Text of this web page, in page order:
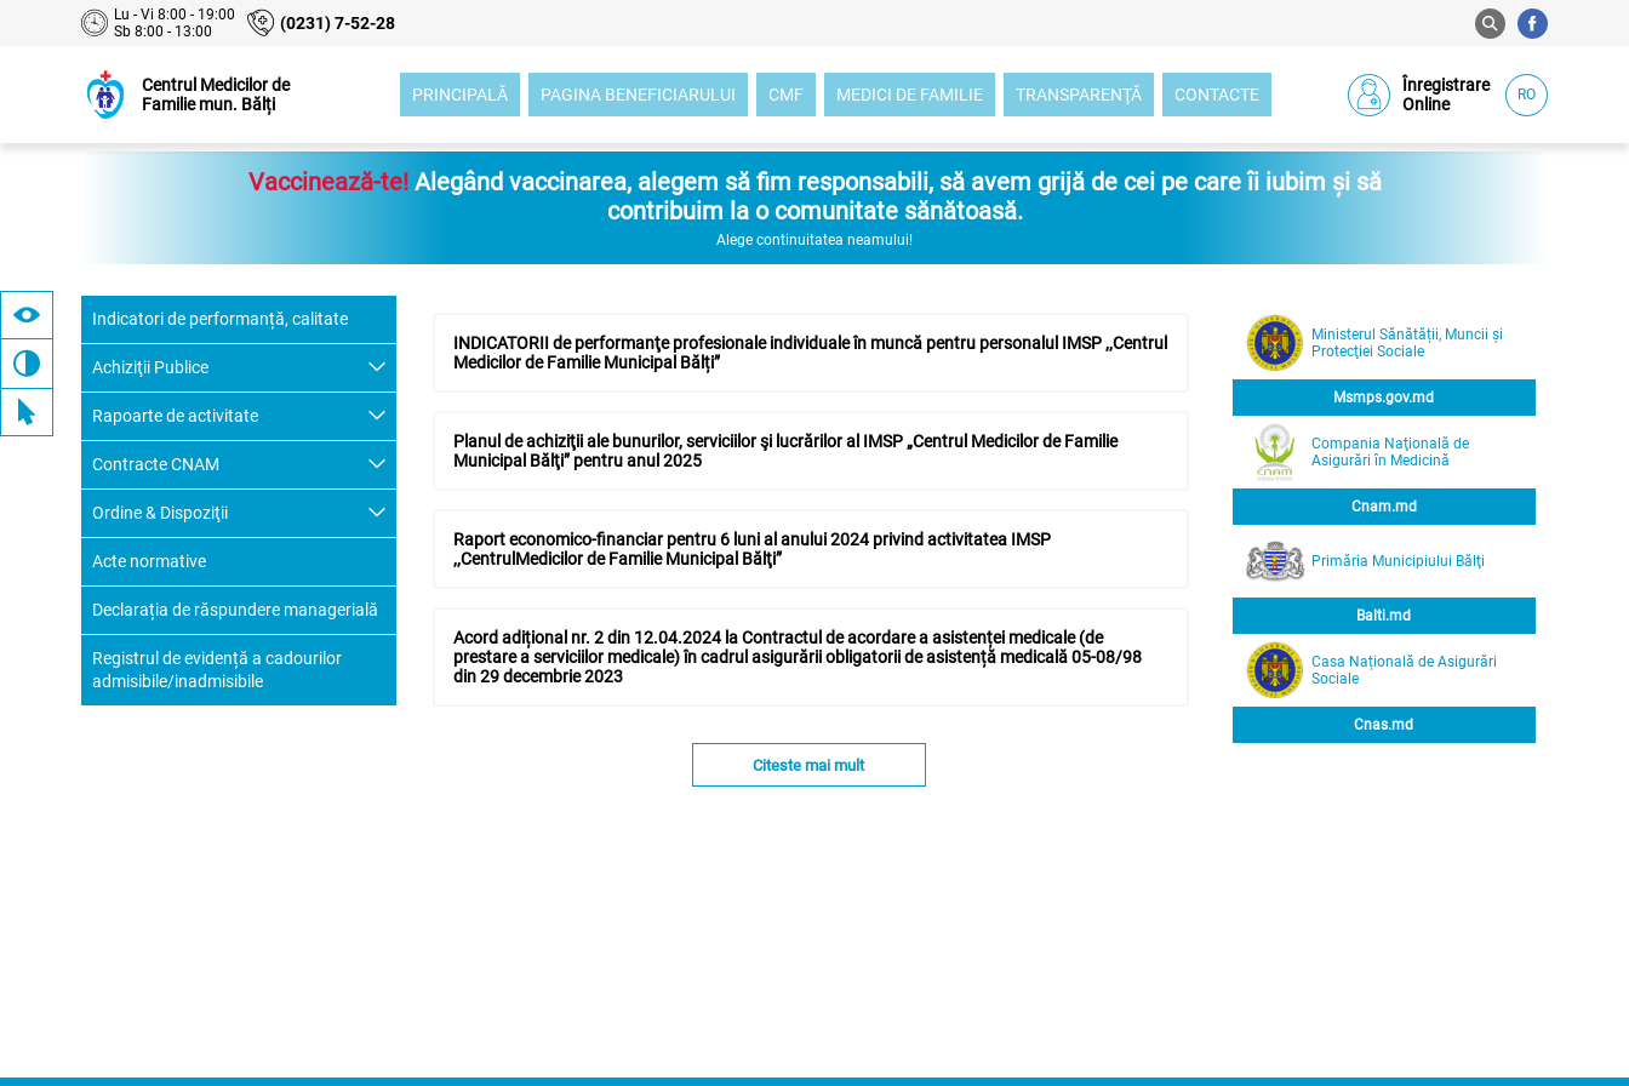
Lu - Vi 8:00 - 19:00
Sb 8:00 - 13:00
(0231) 7-52-28
Centrul Medicilor de
Familie mun. Bălți
PRINCIPALĂ PAGINA BENEFICIARULUI CMF MEDICI DE FAMILIE TRANSPARENŢĂ CONTACTE
Înregistrare
Online
RO
Vaccinează-te! Alegând vaccinarea, alegem să fim responsabili, să avem grijă de cei pe care îi iubim și să
contribuim la o comunitate sănătoasă.
Alege continuitatea neamului!
Indicatori de performanță, calitate
Achiziţii Publice
Rapoarte de activitate
Contracte CNAM
Ordine & Dispoziţii
Acte normative
Declarația de răspundere managerială
Registrul de evidență a cadourilor
admisibile/inadmisibile
INDICATORII de performanţe profesionale individuale în muncă pentru personalul IMSP ,,Centrul
Medicilor de Familie Municipal Bălți”
Planul de achiziţii ale bunurilor, serviciilor şi lucrărilor al IMSP „Centrul Medicilor de Familie
Municipal Bălţi” pentru anul 2025
Raport economico-financiar pentru 6 luni al anului 2024 privind activitatea IMSP
,,CentrulMedicilor de Familie Municipal Bălţi”
Acord adițional nr. 2 din 12.04.2024 la Contractul de acordare a asistenței medicale (de
prestare a serviciilor medicale) în cadrul asigurării obligatorii de asistență medicală 05-08/98
din 29 decembrie 2023
Citeste mai mult
Ministerul Sănătății, Muncii și
Protecţiei Sociale
Msmps.gov.md
Compania Naţională de
Asigurări în Medicină
Cnam.md
Primăria Municipiului Bălţi
Balti.md
Casa Națională de Asigurări
Sociale
Cnas.md